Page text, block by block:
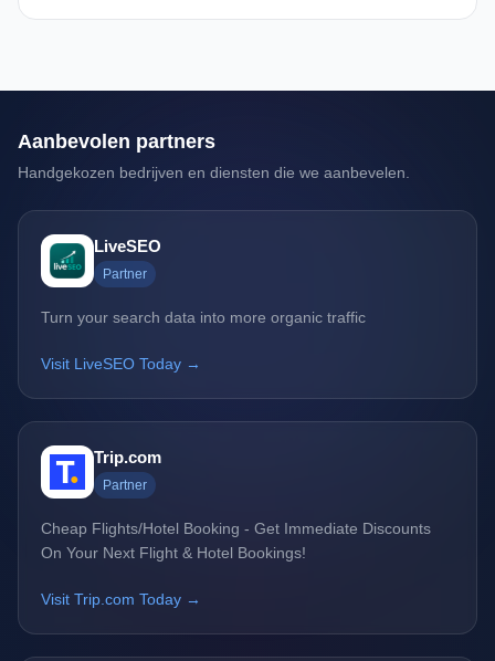
Aanbevolen partners
Handgekozen bedrijven en diensten die we aanbevelen.
LiveSEO
Partner
Turn your search data into more organic traffic
Visit LiveSEO Today →
Trip.com
Partner
Cheap Flights/Hotel Booking - Get Immediate Discounts
On Your Next Flight & Hotel Bookings!
Visit Trip.com Today →